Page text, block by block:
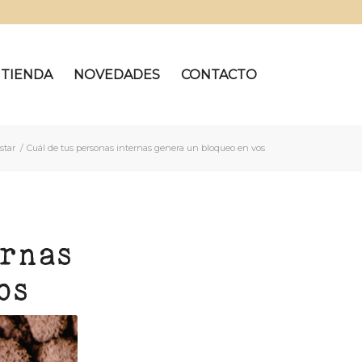
TIENDA NOVEDADES CONTACTO
/ Cuál de tus personas internas genera un bloqueo en vos